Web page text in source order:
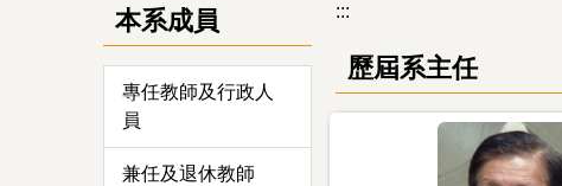
本系成員
專任教師及行政人
員
兼任及退休教師
:::
歷屆系主任